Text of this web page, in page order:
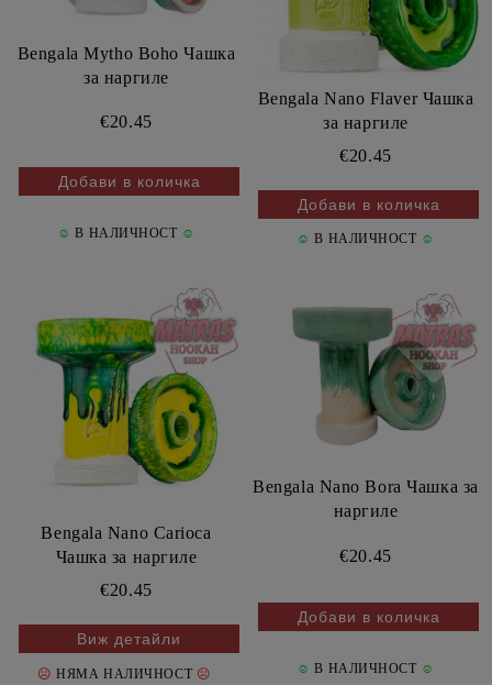
Bengala Mytho Boho Чашка
за наргиле
€20.45
☺ В НАЛИЧНОСТ ☺
Bengala Nano Flaver Чашка
за наргиле
€20.45
☺ В НАЛИЧНОСТ ☺
Bengala Nano Carioca
Чашка за наргиле
€20.45
Виж детайли
☹НЯМА НАЛИЧНОСТ ☹
Bengala Nano Bora Чашка за
наргиле
€20.45
☺ В НАЛИЧНОСТ ☺